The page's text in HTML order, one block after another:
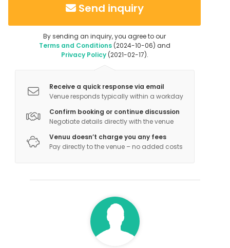
Send inquiry
By sending an inquiry, you agree to our
Terms and Conditions(2024-10-06) and
Privacy Policy(2021-02-17).
Receive a quick response via email
Venue responds typically within a workday
Confirm booking or continue discussion
Negotiate details directly with the venue
Venuu doesn’t charge you any fees
Pay directly to the venue – no added costs